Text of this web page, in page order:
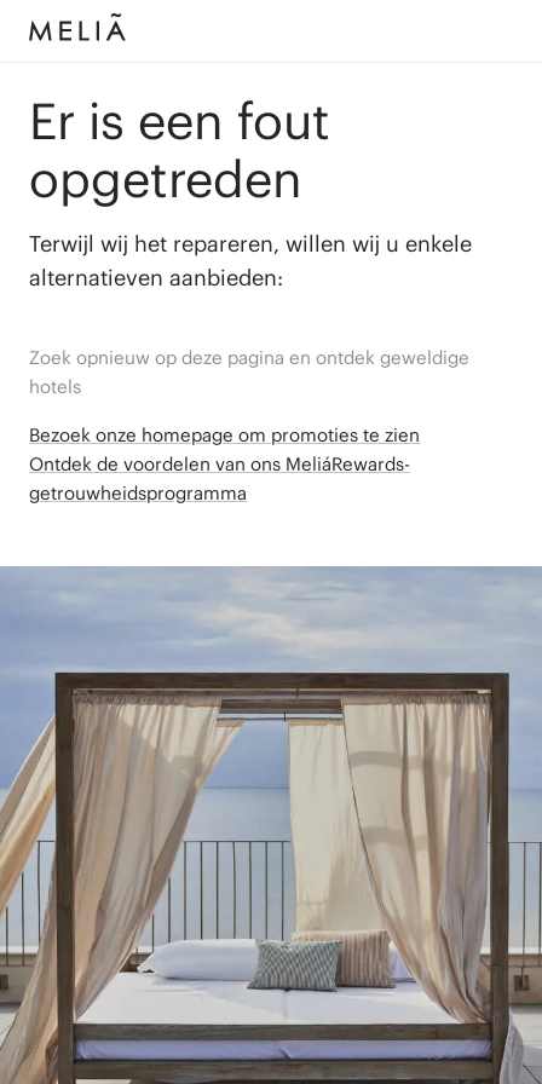
Er is een fout
opgetreden
Terwijl wij het repareren, willen wij u enkele
alternatieven aanbieden:
Zoek opnieuw op deze pagina en ontdek geweldige
hotels
Bezoek onze homepage om promoties te zien
Ontdek de voordelen van ons MeliáRewards-
getrouwheidsprogramma